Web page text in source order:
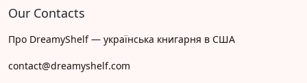
Our Contacts
Про DreamyShelf — українська книгарня в США
contact@dreamyshelf.com